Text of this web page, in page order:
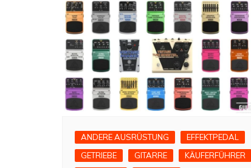
ANDERE AUSRÜSTUNG
EFFEKTPEDAL
GETRIEBE
GITARRE
KÄUFERFÜHRER